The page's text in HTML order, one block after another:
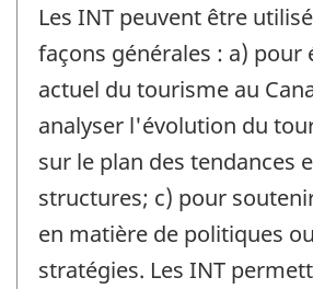
Les INT peuvent être
façons générales : a) pour
actuel du tourisme au
analyser l'évolution du
sur le plan des tendances
structures; c) pour
en matière de politiques
stratégies. Les INT